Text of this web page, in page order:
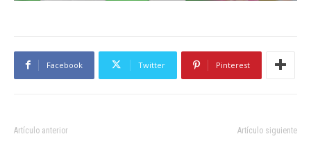
Facebook Twitter Pinterest
Artículo anterior Artículo siguiente